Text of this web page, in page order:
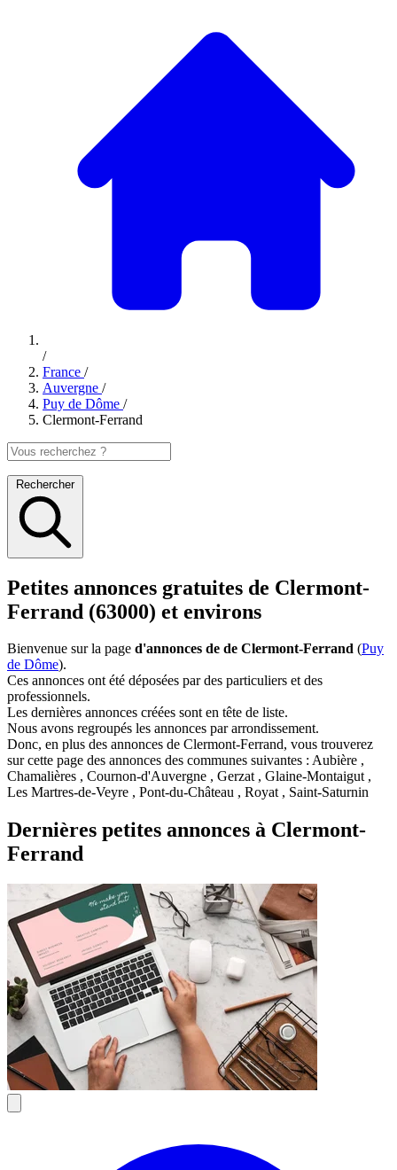
/
France /
Auvergne /
Puy de Dôme /
Clermont-Ferrand
Rechercher
Petites annonces gratuites de Clermont-
Ferrand (63000) et environs
Bienvenue sur la page d'annonces de de Clermont-Ferrand (Puy
de Dôme).
Ces annonces ont été déposées par des particuliers et des
professionnels.
Les dernières annonces créées sont en tête de liste.
Nous avons regroupés les annonces par arrondissement.
Donc, en plus des annonces de Clermont-Ferrand, vous trouverez
sur cette page des annonces des communes suivantes : Aubière ,
Chamalières , Cournon-d'Auvergne , Gerzat , Glaine-Montaigut ,
Les Martres-de-Veyre , Pont-du-Château , Royat , Saint-Saturnin
Dernières petites annonces à Clermont-
Ferrand